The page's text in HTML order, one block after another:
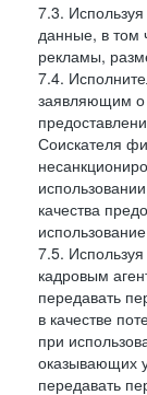
7.3.
данные, в том
рекламы,
7.4.
заявляющим о
Соискателя
качества
7.5.
кадровым
передавать
в качестве
при
оказывающих
передавать